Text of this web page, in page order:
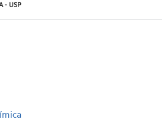
- USP